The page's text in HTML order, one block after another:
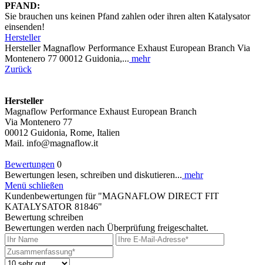
PFAND:
Sie brauchen uns keinen Pfand zahlen oder ihren alten Katalysator
einsenden!
Hersteller
Hersteller Magnaflow Performance Exhaust European Branch Via
Montenero 77 00012 Guidonia,... mehr
Zurück
Hersteller
Magnaflow Performance Exhaust European Branch
Via Montenero 77
00012 Guidonia, Rome, Italien
Mail. info@magnaflow.it
Bewertungen 0
Bewertungen lesen, schreiben und diskutieren... mehr
Menü schließen
Kundenbewertungen für "MAGNAFLOW DIRECT FIT
KATALYSATOR 81846"
Bewertung schreiben
Bewertungen werden nach Überprüfung freigeschaltet.